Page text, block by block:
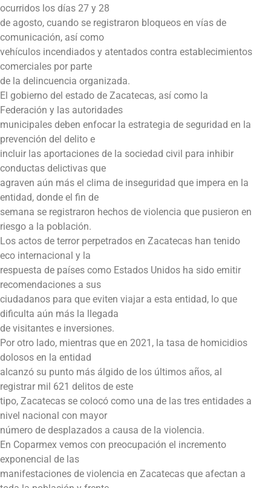
ocurridos los días 27 y 28
de agosto, cuando se registraron bloqueos en vías de
comunicación, así como
vehículos incendiados y atentados contra establecimientos
comerciales por parte
de la delincuencia organizada.
El gobierno del estado de Zacatecas, así como la
Federación y las autoridades
municipales deben enfocar la estrategia de seguridad en la
prevención del delito e
incluir las aportaciones de la sociedad civil para inhibir
conductas delictivas que
agraven aún más el clima de inseguridad que impera en la
entidad, donde el fin de
semana se registraron hechos de violencia que pusieron en
riesgo a la población.
Los actos de terror perpetrados en Zacatecas han tenido
eco internacional y la
respuesta de países como Estados Unidos ha sido emitir
recomendaciones a sus
ciudadanos para que eviten viajar a esta entidad, lo que
dificulta aún más la llegada
de visitantes e inversiones.
Por otro lado, mientras que en 2021, la tasa de homicidios
dolosos en la entidad
alcanzó su punto más álgido de los últimos años, al
registrar mil 621 delitos de este
tipo, Zacatecas se colocó como una de las tres entidades a
nivel nacional con mayor
número de desplazados a causa de la violencia.
En Coparmex vemos con preocupación el incremento
exponencial de las
manifestaciones de violencia en Zacatecas que afectan a